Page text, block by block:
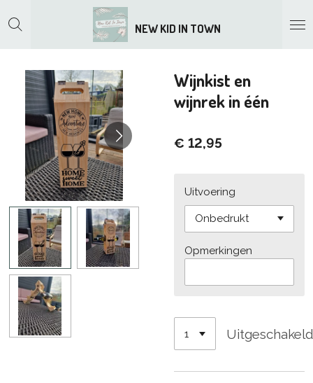
direct
hoofdinhoud
NEW KID IN TOWN
Wijnkist en
wijnrek in één
€ 12,95
Uitvoering
Opmerkingen